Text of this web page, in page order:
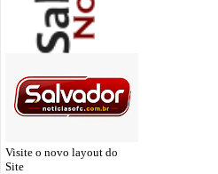
Visite o novo layout do
Site